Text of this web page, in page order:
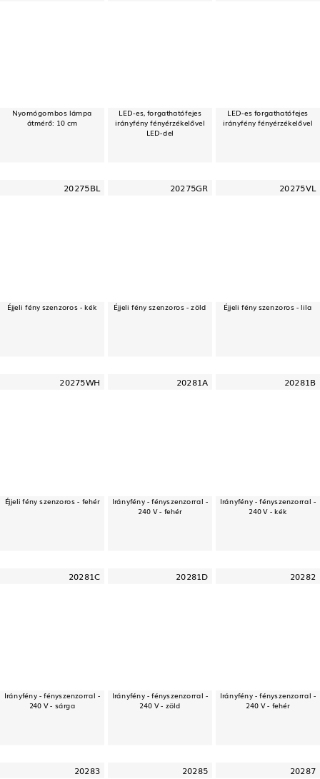
Nyomógombos lámpa
átmérő: 10 cm
LED-es, forgathatófejes
irányfény fényérzékelővel
LED-del
LED-es forgathatófejes
irányfény fényérzékelővel
20275BL
Éjjeli fény szenzoros - kék
20275GR
Éjjeli fény szenzoros - zöld
20275VL
Éjjeli fény szenzoros - lila
20275WH
Éjjeli fény szenzoros - fehér
20281A
Irányfény - fényszenzorral -
240 V - fehér
20281B
Irányfény - fényszenzorral -
240 V - kék
20281C
Irányfény - fényszenzorral -
240 V - sárga
20281D
Irányfény - fényszenzorral -
240 V - zöld
20282
Irányfény - fényszenzorral -
240 V - fehér
20283 20285 20287